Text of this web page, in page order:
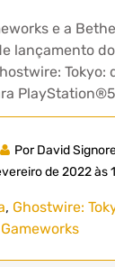
e a
lançamento
Tokyo:
PlayStation®5
Por David
de 2022 às
, Ghostwire:
Gameworks